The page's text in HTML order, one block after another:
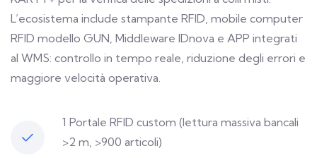
L’ecosistema include stampante RFID, mobile computer
RFID modello GUN, Middleware IDnova e APP integrati
al WMS: controllo in tempo reale, riduzione degli errori e
maggiore velocità operativa.
1 Portale RFID custom (lettura massiva bancali
>2 m, >900 articoli)